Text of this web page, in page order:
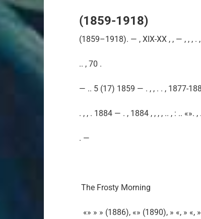
(1859-1918)
(1859–1918). — , XIX-XX , , — , , , .
.. , 70 .
— .. 5 (17) 1859 — . , , . . , 1877-
. , , . 1884 — . , 1884 , , , , .. , : .. «». ,
. —
The Frosty Morning
«» » » (1886), «» (1890), » «, » «,